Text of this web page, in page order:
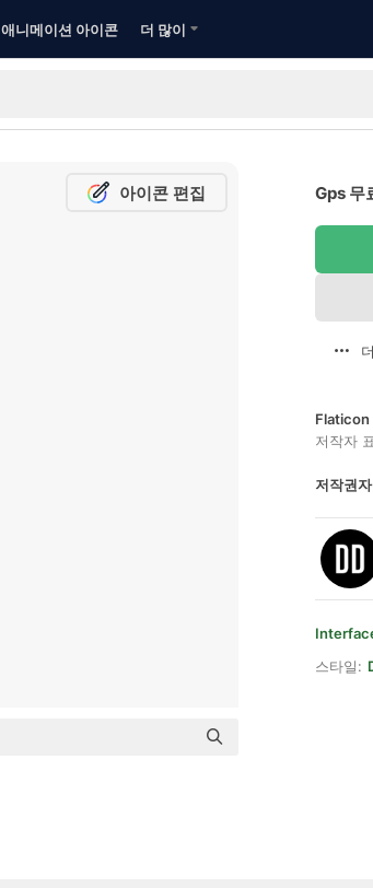
애니메이션 아이콘 더 많이
아이콘 편집 Gps 무
Flaticon
저작자
저작권
스타일: